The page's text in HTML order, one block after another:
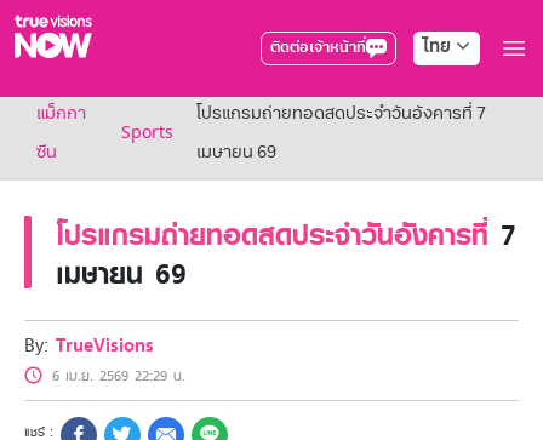
ติดต่อเจ้าหน้าที่ ไทย
True AF2026
แพ็กเกจ
NOW SPORTS
NOW Muay Thai
แพ็กเกจทรูวิชันส์นาวทั้งหมด
เคเบิลและจานดาวเทียม
สิทธิพิเศษ
สิทธิพิเศษลูกค้าทรูวิชั่นส์
Showtime
HoReCa
แพ็กเกจสำหรับผู้ประกอบการ
แม็กกา
ซีน
Sports
โปรแกรมถ่ายทอดสดประจำวันอังคารที่ 7
เมษายน 69
โปรแกรมถ่ายทอดสดประจำวันอังคารที่ 7
เมษายน 69
By: TrueVisions
6 เม.ย. 2569 22:29 น.